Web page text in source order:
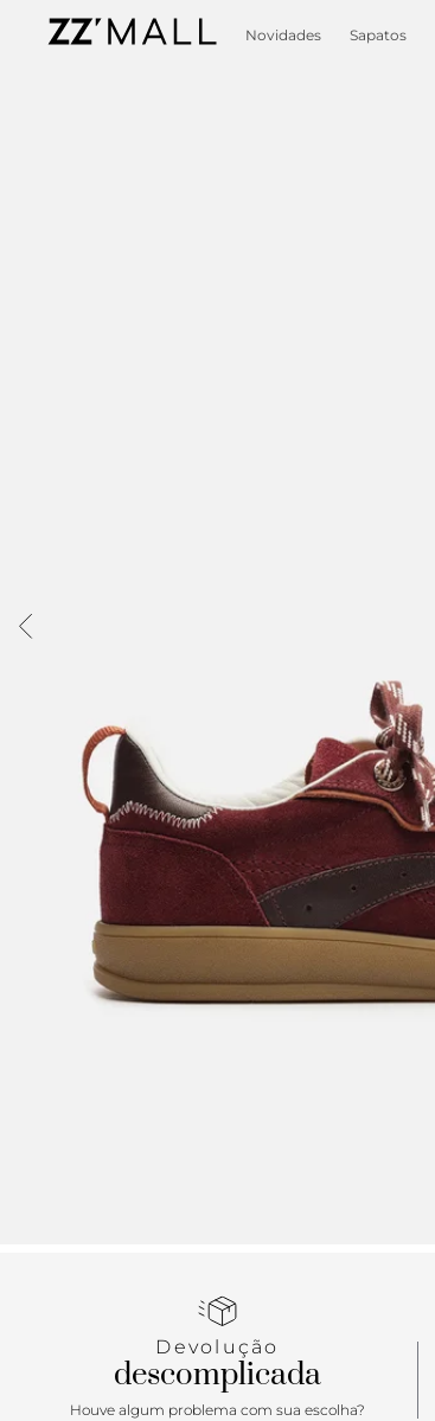
Novidades Sapatos
Devolução
descomplicada
Houve algum problema com sua escolha?